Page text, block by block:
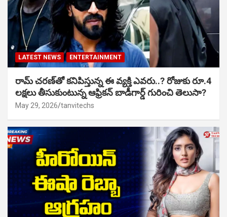
LATEST NEWS ENTERTAINMENT
రామ్ చరణ్‌తో కనిపిస్తున్న ఈ వ్యక్తి ఎవరు..? రోజుకు రూ.4
లక్షలు తీసుకుంటున్న ఆఫ్రికన్ బాడీగార్డ్ గురించి తెలుసా?
May 29, 2026 tanvitechs